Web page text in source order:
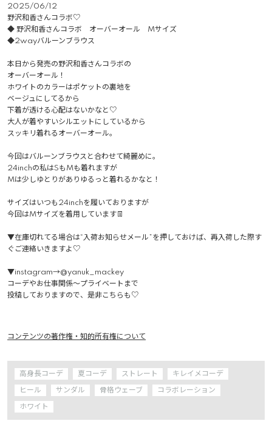
2025/06/12
野沢和香さんコラボ♡
◆ 野沢和香さんコラボ　オーバーオール　Mサイズ
◆2wayバルーンブラウス
本日から発売の野沢和香さんコラボの
オーバーオール！
ホワイトのカラーはポケットの裏地を
ベージュにしてるから
下着が透ける心配はないかなと♡
大人が着やすいシルエットにしているから
スッキリ着れるオーバーオール。
今回はバルーンブラウスと合わせて綺麗めに。
24inchの私はSもMも着れますが
Mは少しゆとりがありゆるっと着れるかなと！
サイズはいつも24inchを履いておりますが
今回はMサイズを着用しています👖
▼在庫切れてる場合は“入荷お知らせメール”を押しておけば、再入荷した際す
ぐご連絡いきますよ♡
▼instagram→@yanuk_mackey
コーデやお仕事関係〜プライベートまで
投稿しておりますので、是非こちらも♡
コンテンツの著作権・知的所有権について
高身長コーデ 夏コーデ ストレート キレイメコーデ
ヒール サンダル 骨格ウェーブ コラボレーション
ホワイト